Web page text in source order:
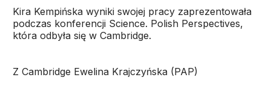
Kira Kempińska wyniki swojej pracy zaprezentowała
podczas konferencji Science. Polish Perspectives,
która odbyła się w Cambridge.
Z Cambridge Ewelina Krajczyńska (PAP)